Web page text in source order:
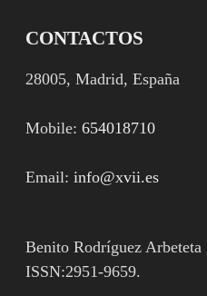
CONTACTOS
28005, Madrid, España
Mobile:654018710
Email:info@xvii.es
Benito Rodríguez
ISSN:2951-9659.